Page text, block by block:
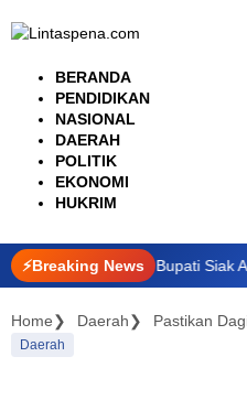
ke
BERANDA
PENDIDIKAN
NASIONAL
DAERAH
POLITIK
EKONOMI
HUKRIM
⚡Breaking News
Petani, Bupati Siak Afni
Home Daerah
Daerah